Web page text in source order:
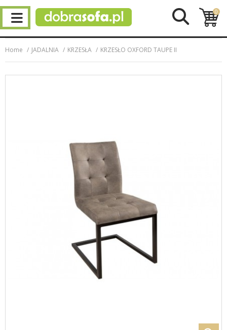
0
Home JADALNIA KRZESŁA KRZESŁO OXFORD TAUPE II